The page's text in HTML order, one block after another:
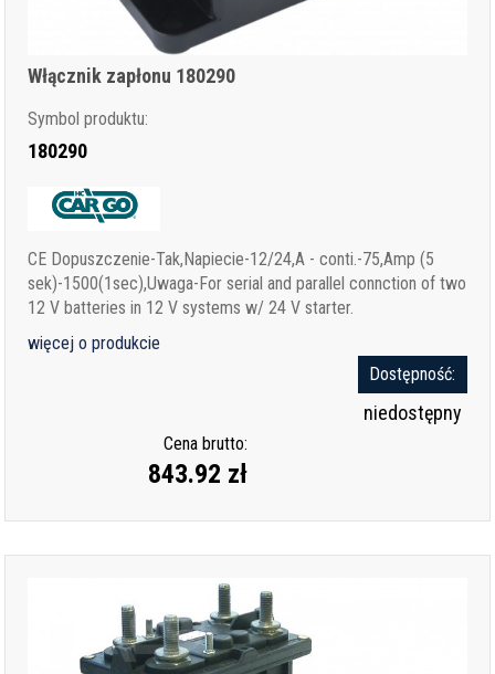
Włącznik zapłonu 180290
Symbol produktu:
180290
CE Dopuszczenie-Tak,Napiecie-12/24,A - conti.-75,Amp (5
sek)-1500(1sec),Uwaga-For serial and parallel connction of two
12 V batteries in 12 V systems w/ 24 V starter.
więcej o produkcie
Dostępność:
niedostępny
Cena brutto:
843.92 zł